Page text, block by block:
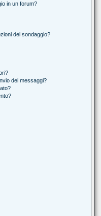
in un forum?
del sondaggio?
dei messaggi?